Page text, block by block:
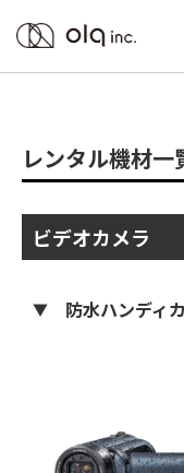
レンタル機材一
ビデオカメラ
防水ハンディ